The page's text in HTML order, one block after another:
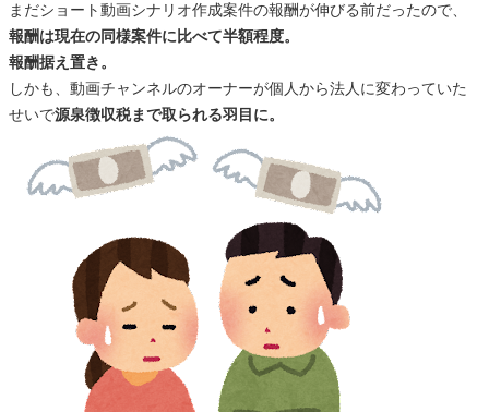
まだショート動画シナリオ作成案件の報酬が伸びる前だったので、
報酬は現在の同様案件に比べて半額程度。
報酬据え置き。
しかも、動画チャンネルのオーナーが個人から法人に変わっていた
せいで源泉徴収税まで取られる羽目に。